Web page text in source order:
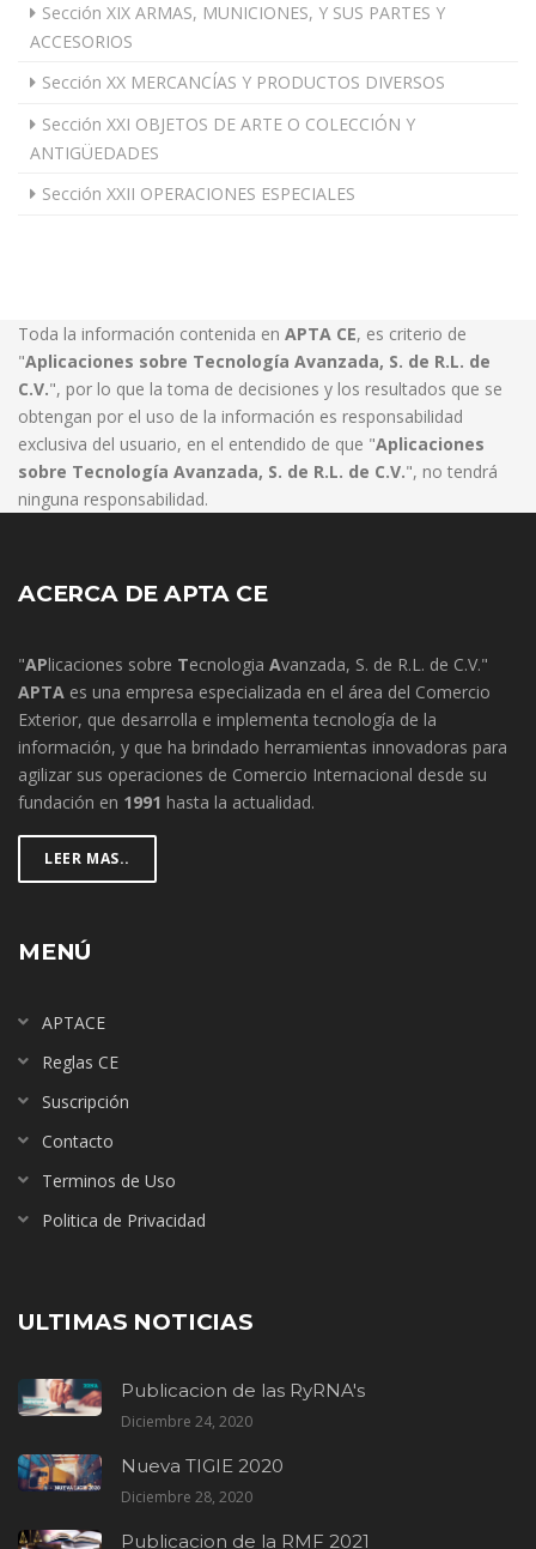
Sección XIX ARMAS, MUNICIONES, Y SUS PARTES Y
ACCESORIOS
Sección XX MERCANCÍAS Y PRODUCTOS DIVERSOS
Sección XXI OBJETOS DE ARTE O COLECCIÓN Y
ANTIGÜEDADES
Sección XXII OPERACIONES ESPECIALES
Toda la información contenida en APTA CE, es criterio de
"Aplicaciones sobre Tecnología Avanzada, S. de R.L. de
C.V.", por lo que la toma de decisiones y los resultados que se
obtengan por el uso de la información es responsabilidad
exclusiva del usuario, en el entendido de que "Aplicaciones
sobre Tecnología Avanzada, S. de R.L. de C.V.", no tendrá
ninguna responsabilidad.
ACERCA DE APTA CE
"APlicaciones sobre Tecnologia Avanzada, S. de R.L. de C.V."
APTA es una empresa especializada en el área del Comercio
Exterior, que desarrolla e implementa tecnología de la
información, y que ha brindado herramientas innovadoras para
agilizar sus operaciones de Comercio Internacional desde su
fundación en 1991 hasta la actualidad.
LEER MAS..
MENÚ
APTACE
Reglas CE
Suscripción
Contacto
Terminos de Uso
Politica de Privacidad
ULTIMAS NOTICIAS
Publicacion de las RyRNA's
Diciembre 24, 2020
Nueva TIGIE 2020
Diciembre 28, 2020
Publicacion de la RMF 2021